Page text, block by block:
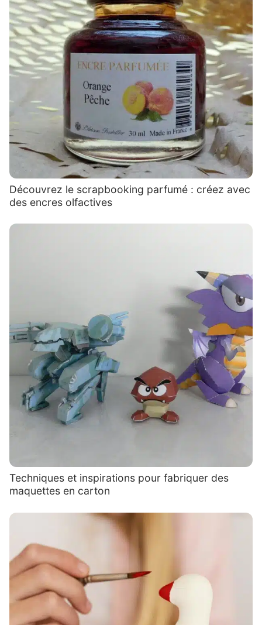
Découvrez le scrapbooking parfumé : créez avec
des encres olfactives
Techniques et inspirations pour fabriquer des
maquettes en carton